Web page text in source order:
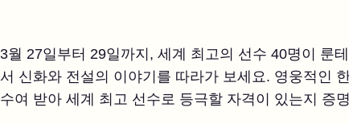
3월 27일부터 29일까지, 세계 최고의 선수 40명이 룬
서 신화와 전설의 이야기를 따라가 보세요. 영웅적인
수여 받아 세계 최고 선수로 등극할 자격이 있는지 증